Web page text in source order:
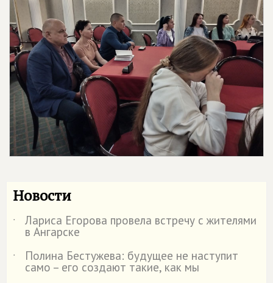
Новости
˙ Лариса Егорова провела встречу с жителями
в Ангарске
˙
Полина Бестужева: будущее не наступит
само – его создают такие, как мы